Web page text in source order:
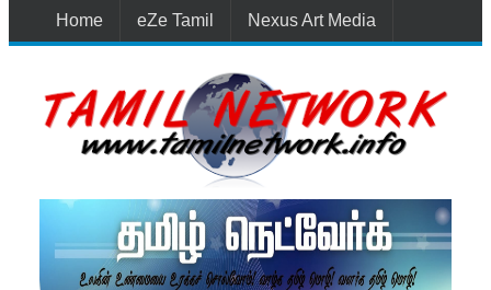
Home eZe Tamil Nexus Art Media